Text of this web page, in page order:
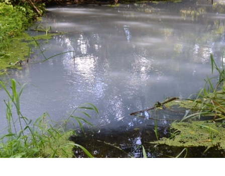
Перейти к основному содержанию